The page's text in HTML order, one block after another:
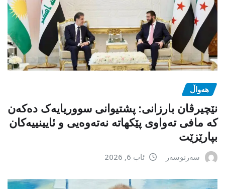
هەواڵ
نێچیرڤان بارزانی: پشتیوانی سووریایەک دەکەن
کە مافی تەواوی پێکهاتە نەتەوەیی و ئایینییەکان
بپارێزێت
سەرنوسەر ئاب 6, 2026